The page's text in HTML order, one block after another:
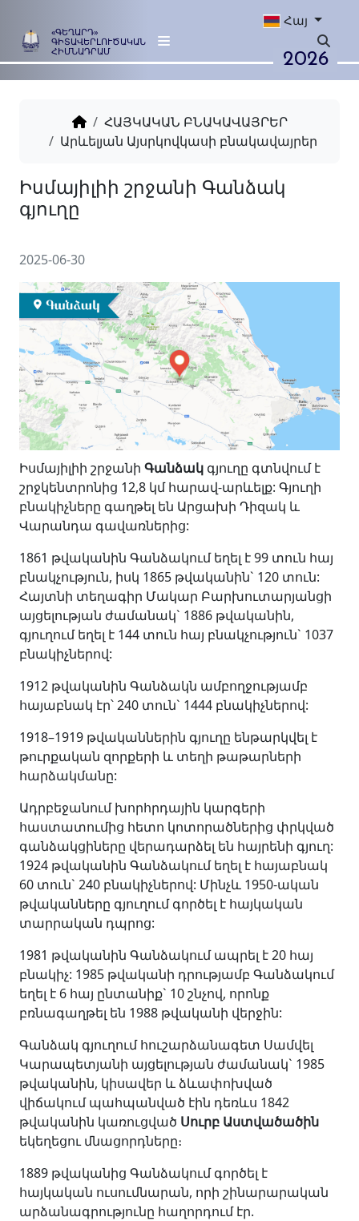
«ԳԵՂԱՐԴ»
ԳԻՏԱՎԵՐԼՈՒԾԱԿԱՆ
ՀԻՄՆԱԴՐԱՄ
Հայ
2026
ՀԱՅԿԱԿԱՆ ԲՆԱԿԱՎԱՅՐԵՐ
Արևելյան Այսրկովկասի բնակավայրեր
գյուղը
2025-06-30
Իսմայիլիի շրջանի Գանձակ գյուղը գտնվում է
շրջկենտրոնից 12,8 կմ հարավ-արևելք: Գյուղի
բնակիչները գաղթել են Արցախի Դիզակ և
Վարանդա գավառներից:
1861 թվականին Գանձակում եղել է 99 տուն հայ
բնակչություն, իսկ 1865 թվականին` 120 տուն:
Հայտնի տեղագիր Մակար Բարխուտարյանցի
այցելության ժամանակ` 1886 թվականին,
գյուղում եղել է 144 տուն հայ բնակչություն` 1037
բնակիչներով:
1912 թվականին Գանձակն ամբողջությամբ
հայաբնակ էր՝ 240 տուն` 1444 բնակիչներով:
1918–1919 թվականներին գյուղը ենթարկվել է
թուրքական զորքերի և տեղի թաթարների
հարձակմանը:
Ադրբեջանում խորհրդային կարգերի
հաստատումից հետո կոտորածներից փրկված
գանձակցիները վերադարձել են հայրենի գյուղ:
1924 թվականին Գանձակում եղել է հայաբնակ
60 տուն` 240 բնակիչներով: Մինչև 1950-ական
թվականները գյուղում գործել է հայկական
տարրական դպրոց:
1981 թվականին Գանձակում ապրել է 20 հայ
բնակիչ: 1985 թվականի դրությամբ Գանձակում
եղել է 6 հայ ընտանիք` 10 շնչով, որոնք
բռնագաղթել են 1988 թվականի վերջին:
Գանձակ գյուղում հուշարձանագետ Սամվել
Կարապետյանի այցելության ժամանակ` 1985
թվականին, կիսավեր և ձևափոխված
վիճակում պահպանված էին դեռևս 1842
թվականին կառուցված Սուրբ Աստվածածին
եկեղեցու մնացորդները։
1889 թվականից Գանձակում գործել է
հայկական ուսումնարան, որի շինարարական
արձանագրությունը հաղորդում էր.